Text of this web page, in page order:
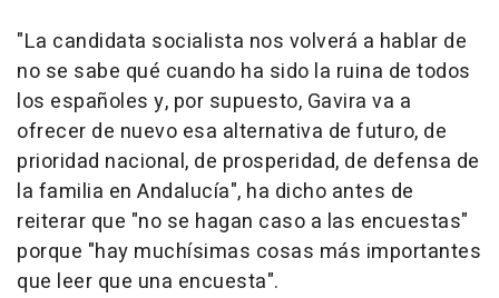
"La candidata socialista nos volverá a hablar de
no se sabe qué cuando ha sido la ruina de todos
los españoles y, por supuesto, Gavira va a
ofrecer de nuevo esa alternativa de futuro, de
prioridad nacional, de prosperidad, de defensa de
la familia en Andalucía", ha dicho antes de
reiterar que "no se hagan caso a las encuestas"
porque "hay muchísimas cosas más importantes
que leer que una encuesta".